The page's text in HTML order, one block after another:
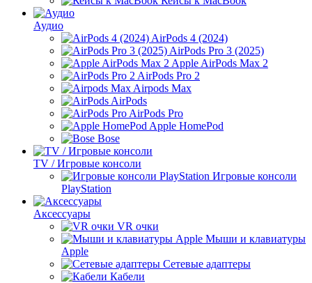
Аудио
AirPods 4 (2024)
AirPods Pro 3 (2025)
Apple AirPods Max 2
AirPods Pro 2
Airpods Max
AirPods
AirPods Pro
Apple HomePod
Bose
TV / Игровые консоли
Игровые консоли
PlayStation
Аксессуары
VR очки
Мыши и клавиатуры
Apple
Сетевые адаптеры
Кабели